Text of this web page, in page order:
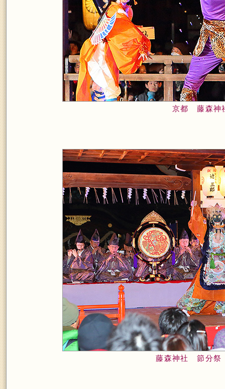
京都 藤森神
藤森神社 節分